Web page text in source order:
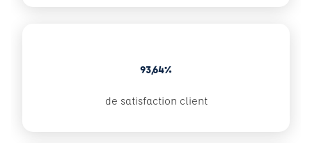
93,64%
de satisfaction client